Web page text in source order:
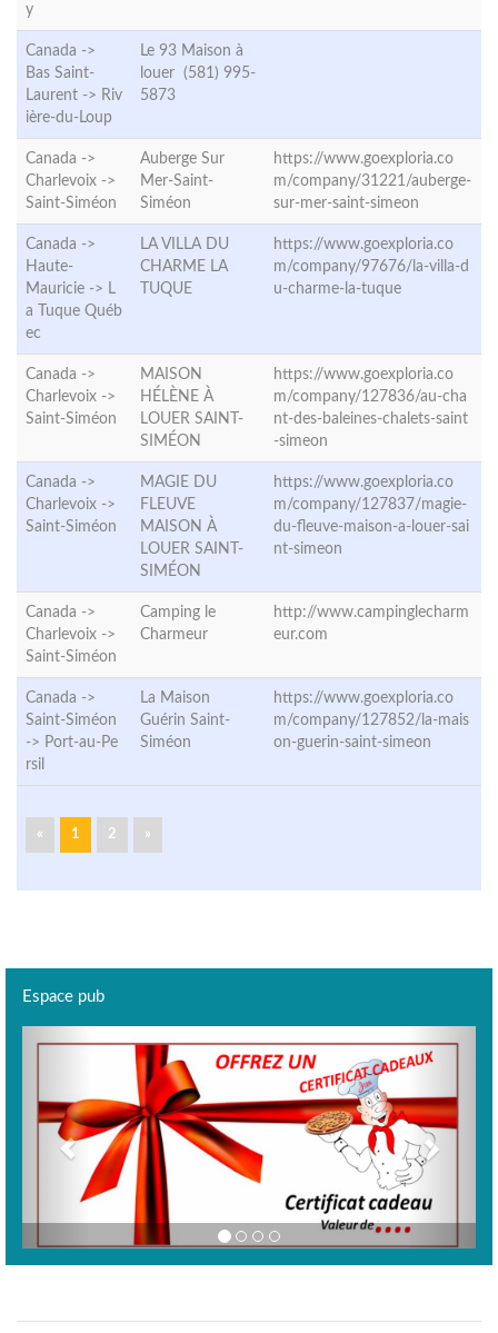
y
Canada ->
Bas Saint-
Laurent -> Riv
ière-du-Loup
Le 93 Maison à
louer (581) 995-
5873
Canada ->
Charlevoix ->
Saint-Siméon
Auberge Sur
Mer-Saint-
Siméon
https://www.goexploria.co
m/company/31221/auberge-
sur-mer-saint-simeon
Canada ->
Haute-
Mauricie -> L
a Tuque Québ
ec
LA VILLA DU
CHARME LA
TUQUE
https://www.goexploria.co
m/company/97676/la-villa-d
u-charme-la-tuque
Canada ->
Charlevoix ->
Saint-Siméon
MAISON
HÉLÈNE À
LOUER SAINT-
SIMÉON
https://www.goexploria.co
m/company/127836/au-cha
nt-des-baleines-chalets-saint
-simeon
Canada ->
Charlevoix ->
Saint-Siméon
MAGIE DU
FLEUVE
MAISON À
LOUER SAINT-
SIMÉON
https://www.goexploria.co
m/company/127837/magie-
du-fleuve-maison-a-louer-sai
nt-simeon
Canada ->
Charlevoix ->
Saint-Siméon
Camping le
Charmeur
http://www.campinglecharm
eur.com
Canada ->
Saint-Siméon
-> Port-au-Pe
rsil
La Maison
Guérin Saint-
Siméon
https://www.goexploria.co
m/company/127852/la-mais
on-guerin-saint-simeon
« 1 2 »
Espace pub